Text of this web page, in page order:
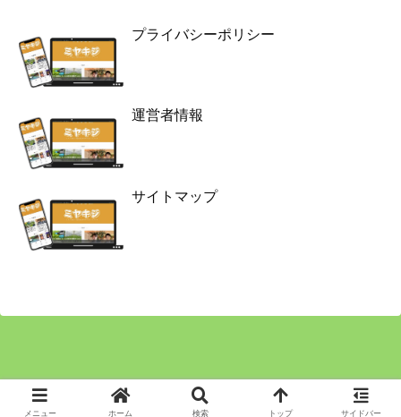
プライバシーポリシー
運営者情報
サイトマップ
Copyright © 2024 ミヤキジ All Rights Reserved.
メニュー ホーム 検索 トップ サイドバー